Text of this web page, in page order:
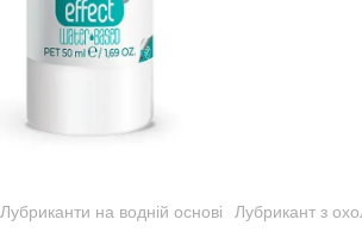
Лубриканти на водній основі Лубрикант з